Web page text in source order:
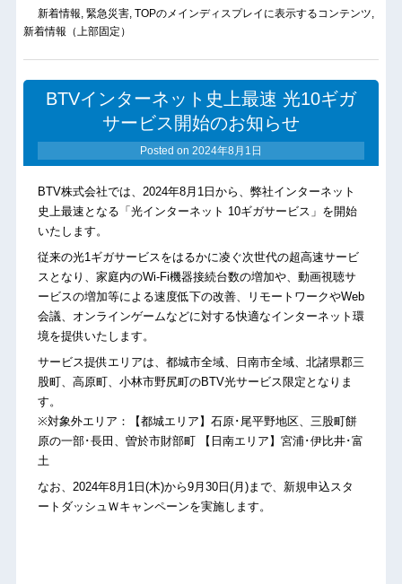
新着情報, 緊急災害, TOPのメインディスプレイに表示するコンテンツ,
新着情報（上部固定）
BTVインターネット史上最速 光10ギガ
サービス開始のお知らせ
Posted on 2024年8月1日
BTV株式会社では、2024年8月1日から、弊社インターネット
史上最速となる「光インターネット 10ギガサービス」を開始
いたします。
従来の光1ギガサービスをはるかに凌ぐ次世代の超高速サービ
スとなり、家庭内のWi-Fi機器接続台数の増加や、動画視聴サ
ービスの増加等による速度低下の改善、リモートワークやWeb
会議、オンラインゲームなどに対する快適なインターネット環
境を提供いたします。
サービス提供エリアは、都城市全域、日南市全域、北諸県郡三
股町、高原町、小林市野尻町のBTV光サービス限定となりま
す。
※対象外エリア：【都城エリア】石原･尾平野地区、三股町餅
原の一部･長田、曽於市財部町 【日南エリア】宮浦･伊比井･富
土
なお、2024年8月1日(木)から9月30日(月)まで、新規申込スタ
ートダッシュＷキャンペーンを実施します。